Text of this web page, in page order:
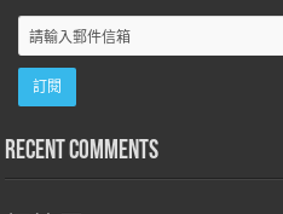
Recent Comments